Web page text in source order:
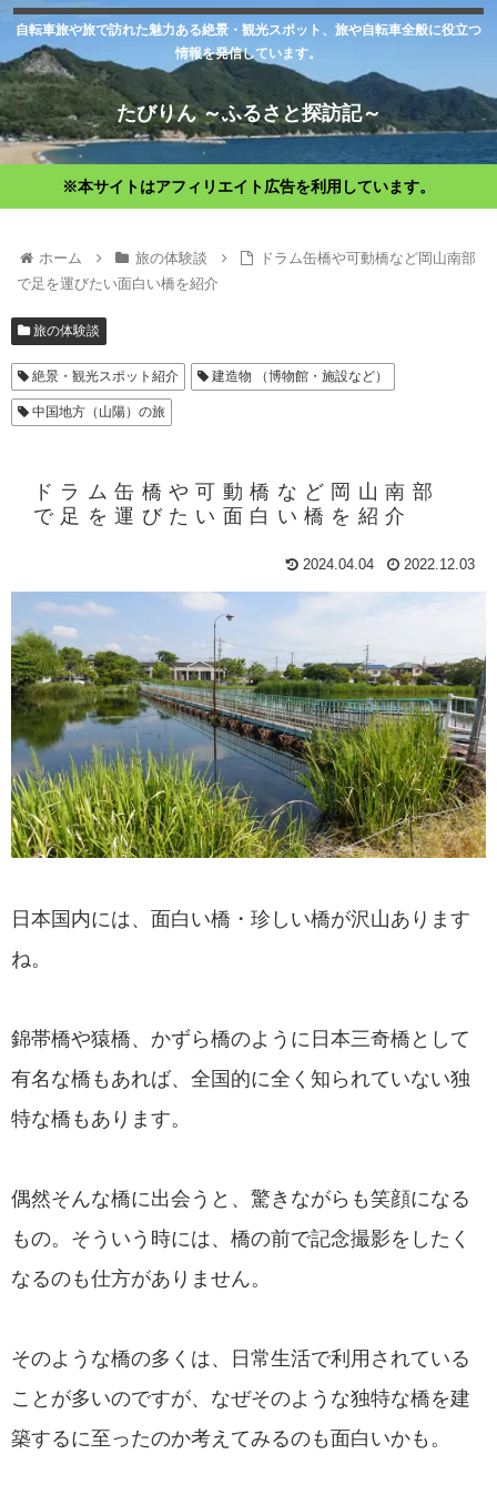
自転車旅や旅で訪れた魅力ある絶景・観光スポット、旅や自転車全般に役立つ
情報を発信しています。
たびりん ～ふるさと探訪記～
※本サイトはアフィリエイト広告を利用しています。
ホーム 旅の体験談
ドラム缶橋や可動橋など岡山南部
で足を運びたい面白い橋を紹介
旅の体験談
絶景・観光スポット紹介 建造物 （博物館・施設など）
中国地方（山陽）の旅
ドラム缶橋や可動橋など岡山南部
で足を運びたい面白い橋を紹介
2024.04.04 2022.12.03
日本国内には、面白い橋・珍しい橋が沢山あります
ね。
錦帯橋や猿橋、かずら橋のように日本三奇橋として
有名な橋もあれば、全国的に全く知られていない独
特な橋もあります。
偶然そんな橋に出会うと、驚きながらも笑顔になる
もの。そういう時には、橋の前で記念撮影をしたく
なるのも仕方がありません。
そのような橋の多くは、日常生活で利用されている
ことが多いのですが、なぜそのような独特な橋を建
築するに至ったのか考えてみるのも面白いかも。